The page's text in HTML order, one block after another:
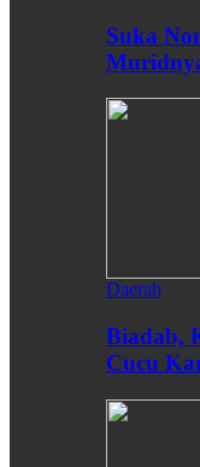
Suka
Daerah
Biadab,
Cucu